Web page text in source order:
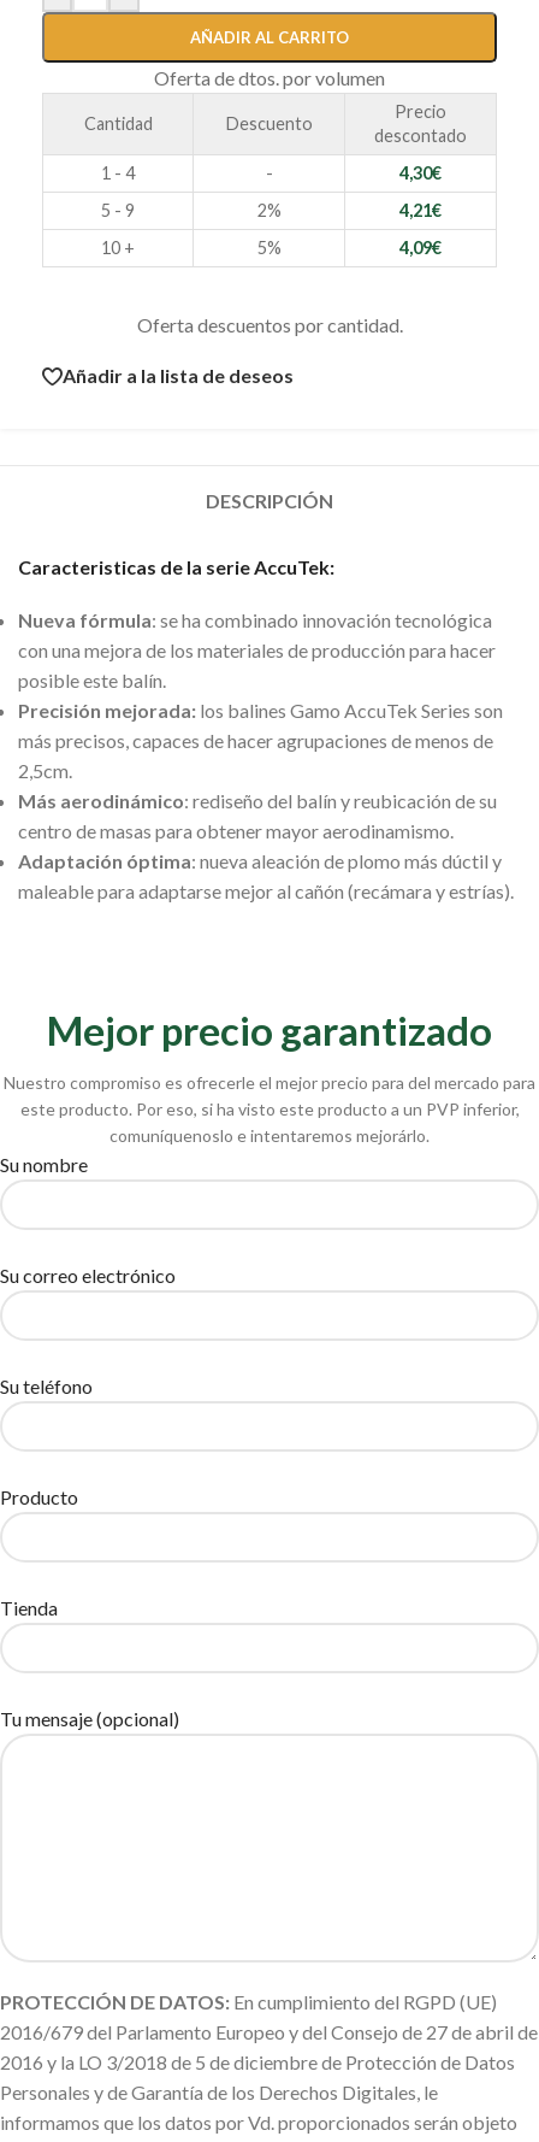
AÑADIR AL CARRITO
Oferta de dtos. por volumen
Cantidad Descuento
Precio
descontado
1 - 4
- 4,30€
5 - 9
2% 4,21€
10 +
5% 4,09€
Oferta descuentos por cantidad.
Añadir a la lista de deseos
DESCRIPCIÓN
Caracteristicas de la serie AccuTek:
Nueva fórmula: se ha combinado innovación tecnológica
con una mejora de los materiales de producción para hacer
posible este balín.
Precisión mejorada: los balines Gamo AccuTek Series son
más precisos, capaces de hacer agrupaciones de menos de
2,5cm.
Más aerodinámico: rediseño del balín y reubicación de su
centro de masas para obtener mayor aerodinamismo.
Adaptación óptima: nueva aleación de plomo más dúctil y
maleable para adaptarse mejor al cañón (recámara y estrías).
Mejor precio garantizado
Nuestro compromiso es ofrecerle el mejor precio para del mercado para
este producto. Por eso, si ha visto este producto a un PVP inferior,
comuníquenoslo e intentaremos mejorárlo.
Su nombre
Su correo electrónico
Su teléfono
Producto
Tienda
Tu mensaje (opcional)
PROTECCIÓN DE DATOS: En cumplimiento del RGPD (UE)
2016/679 del Parlamento Europeo y del Consejo de 27 de abril de
2016 y la LO 3/2018 de 5 de diciembre de Protección de Datos
Personales y de Garantía de los Derechos Digitales, le
informamos que los datos por Vd. proporcionados serán objeto